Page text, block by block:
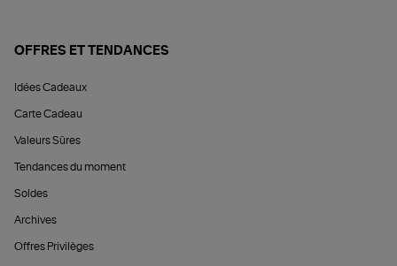
OFFRES ET TENDANCES
Idées Cadeaux
Carte Cadeau
Valeurs Sûres
Tendances du moment
Soldes
Archives
Offres Privilèges